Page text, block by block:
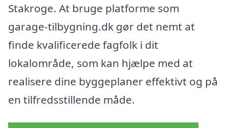
Stakroge. At bruge platforme som
garage-tilbygning.dk gør det nemt at
finde kvalificerede fagfolk i dit
lokalområde, som kan hjælpe med at
realisere dine byggeplaner effektivt og på
en tilfredsstillende måde.